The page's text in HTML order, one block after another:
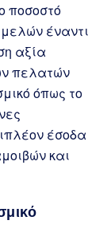
ποσοστό
έναντι
αξία
πελατών
όπως το
έσοδα
και